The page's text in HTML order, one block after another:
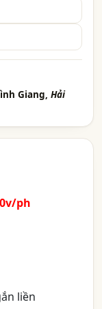
Giang, Hải
ph
liền